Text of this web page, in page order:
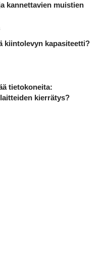
kannettavien muistien
kiintolevyn kapasiteetti?
tietokoneita:
kierrätys?